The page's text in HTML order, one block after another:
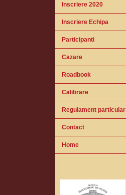
Inscriere 2020
Inscriere Echipa
Participanti
Cazare
Roadbook
Calibrare
Regulament particular
Contact
Home